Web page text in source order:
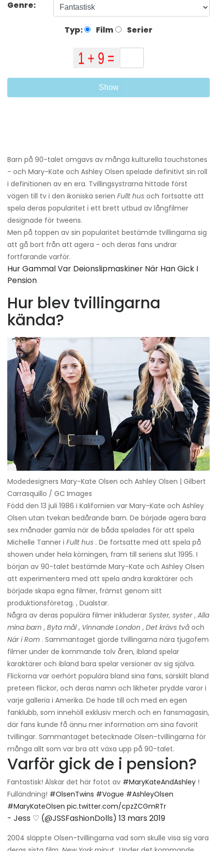
Genre:
Typ: Film Serier
Show
Barn på 90-talet omgavs av många kulturella touchstones
- och Mary-Kate och Ashley Olsen spelade definitivt sin roll
i definitionen av en era. Tvillingsystrarna hittade först
vägen till tv i den ikoniska serien Fullt hus och fortsatte att
spela deras popularitet i ett brett utbud av långfilmer
designade för tweens.
Men på toppen av sin popularitet bestämde tvillingarna sig
att gå bort från att agera - och deras fans undrar
fortfarande varför.
Hur Gammal Var Deionslipmaskiner När Han Gick I
Pension
Hur blev tvillingarna
kända?
Modedesigners Mary-Kate Olsen och Ashley Olsen | Gilbert
Carrasquillo / GC Images
Född den 13 juli 1986 i Kalifornien var Mary-Kate och Ashley
Olsen utan tvekan bedårande barn. De började agera bara
sex månader gamla när de båda spelades för att spela
Michelle Tanner i Fullt hus . De fortsatte med att spela på
showen under hela körningen, fram till seriens slut 1995. I
början av 90-talet bestämde Mary-Kate och Ashley Olsen
att experimentera med att spela andra karaktärer och
började skapa egna filmer, främst genom sitt
produktionsföretag. , Dualstar.
Några av deras populära filmer inkluderar Syster, syster, Alla
mina barn , Byta mål, Vinnande London , Det krävs två och
När i Rom . Sammantaget gjorde tvillingarna nära tjugofem
filmer under de kommande tolv åren, ibland spelar
karaktärer och ibland bara spelar versioner av sig själva.
Flickorna var oerhört populära bland sina fans, särskilt bland
preteen flickor, och deras namn och likheter prydde varor i
varje galleria i Amerika. De hade till och med en egen
fanklubb, som innehöll exklusiv merch och en fansmagasin,
där fans kunde få ännu mer information om sina favorit
tvillingar. Sammantaget betecknade Olsen-tvillingarna för
många allt som var bra att växa upp på 90-talet.
Varför gick de i pension?
Fantastisk! Älskar det här fotot av #MaryKateAndAshley !
Fulländning! #OlsenTwins #Vogue #AshleyOlsen
#MaryKateOlsen pic.twitter.com/cpzZCGmRTr
- Jess ♡ (@JSSFashionDolls) 13 mars 2019
2004 släppte Olsen-tvillingarna vad som skulle visa sig vara